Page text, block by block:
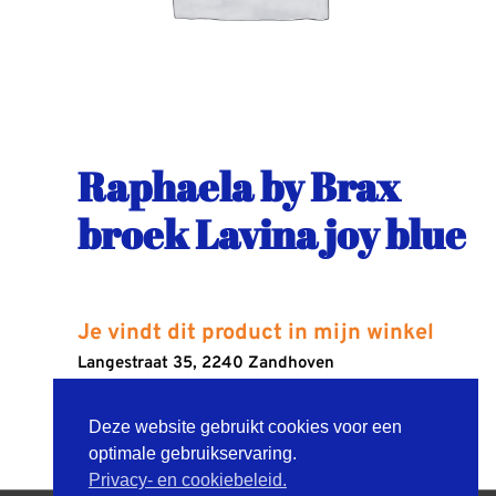
Raphaela by Brax
broek Lavina joy blue
Je vindt dit product in mijn winkel
Langestraat 35, 2240 Zandhoven
ROUTEBESCHRIJVING
Deze website gebruikt cookies voor een
optimale gebruikservaring.
Privacy- en cookiebeleid.